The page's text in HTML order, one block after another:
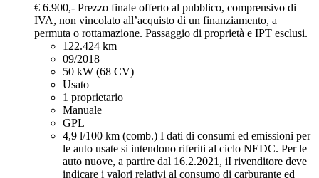
€ 6.900,- Prezzo finale offerto al pubblico, comprensivo di
IVA, non vincolato all’acquisto di un finanziamento, a
permuta o rottamazione. Passaggio di proprietà e IPT esclusi.
122.424 km
09/2018
50 kW (68 CV)
Usato
1 proprietario
Manuale
GPL
4,9 l/100 km (comb.) I dati di consumi ed emissioni per
le auto usate si intendono riferiti al ciclo NEDC. Per le
auto nuove, a partire dal 16.2.2021, iI rivenditore deve
indicare i valori relativi al consumo di carburante ed